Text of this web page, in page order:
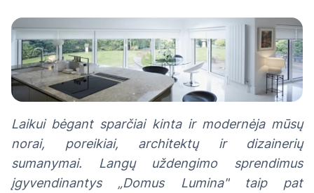
Laikui bėgant sparčiai kinta ir modernėja mūsų
norai, poreikiai, architektų ir dizainerių
sumanymai. Langų uždengimo sprendimus
įgyvendinantys „Domus Lumina" taip pat